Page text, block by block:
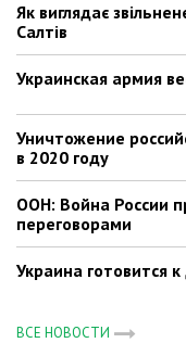
Як виглядає
Салтів
Украинская армия
Уничтожение
в 2020 году
ООН: Война России
переговорами
Украина готовится
ВСЕ НОВОСТИ